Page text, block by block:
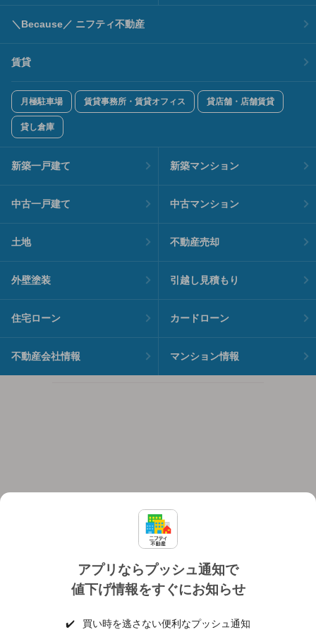
アプリならプッシュ通知で
値下げ情報をすぐにお知らせ
✔️ 買い時を逃さない便利なプッシュ通知
＼Because／ ニフティ不動産
賃貸
月極駐車場 賃貸事務所・賃貸オフィス 貸店舗・店舗賃貸
貸し倉庫
新築一戸建て 新築マンション
中古一戸建て 中古マンション
土地 不動産売却
外壁塗装 引越し見積もり
住宅ローン カードローン
不動産会社情報 マンション情報
個人情報保護ポリシー 利用規約
ヘルプ・お問い合わせ 採用情報